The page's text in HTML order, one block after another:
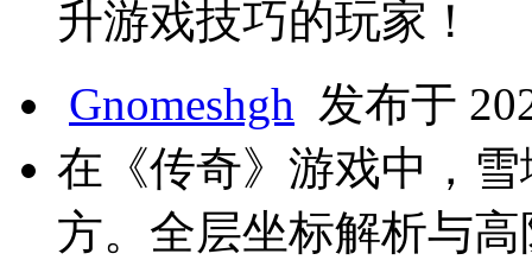
升游戏技巧的玩家！
Gnomeshgh 发布于
在《传奇》游戏中，
方。全层坐标解析与